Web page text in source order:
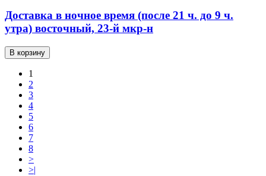
Доставка в ночное время (после 21 ч. до 9 ч.
утра) восточный, 23-й мкр-н
В корзину
1
2
3
4
5
6
7
8
>
>|